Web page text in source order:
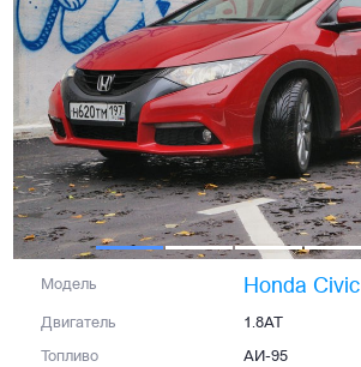
Модель Honda Civic
Двигатель 1.8AT
Топливо АИ-95